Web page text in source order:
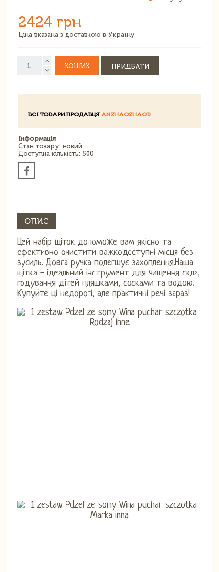
2424 грн
Ціна вказана з доставкою в Україну
КОШИК ПРИДБАТИ
ВСІ ТОВАРИ ПРОДАВЦЯ ANZHAOZHAOB
Інформація
Стан товару: новий
Доступна кількість: 500
ОПИС
Цей набір щіток допоможе вам якісно та
ефективно очистити важкодоступні місця без
зусиль. Довга ручка полегшує захоплення.Наша
щітка - ідеальний інструмент для чищення скла,
годування дітей пляшками, сосками та водою.
Купуйте ці недорогі, але практичні речі зараз!